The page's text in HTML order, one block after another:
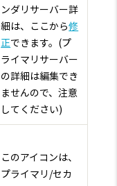
ンダリサーバー詳
細は、ここから修
正できます。(プ
ライマリサーバー
の詳細は編集でき
ませんので、注意
してください)
このアイコンは、
プライマリ/セカ